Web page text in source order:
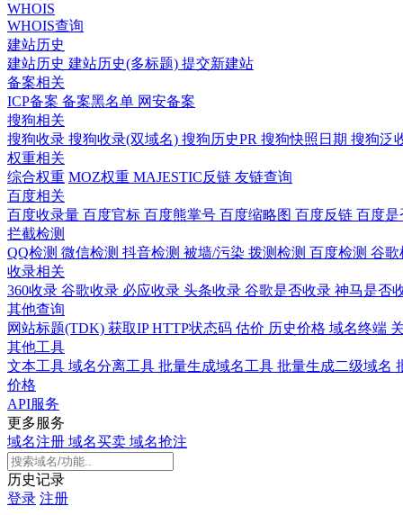
WHOIS
WHOIS查询
建站历史
建站历史 建站历史(多标题) 提交新建站
备案相关
ICP备案 备案黑名单 网安备案
搜狗相关
搜狗收录 搜狗收录(双域名) 搜狗历史PR 搜狗快照日期 搜狗泛
权重相关
综合权重 MOZ权重 MAJESTIC反链 友链查询
百度相关
百度收录量 百度官标 百度熊掌号 百度缩略图 百度反链 百度
拦截检测
QQ检测 微信检测 抖音检测 被墙/污染 拨测检测 百度检测 谷
收录相关
360收录 谷歌收录 必应收录 头条收录 谷歌是否收录 神马是否
其他查询
网站标题(TDK) 获取IPHTTP状态码 估价 历史价格 域名终端
其他工具
文本工具 域名分离工具 批量生成域名工具 批量生成二级域名
价格
API服务
更多服务
域名注册 域名买卖 域名抢注
历史记录
登录 注册